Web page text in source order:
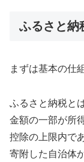
ふるさと納
まずは基本の仕
ふるさと納税と
金額の一部が所
控除の上限内で
寄附した自治体